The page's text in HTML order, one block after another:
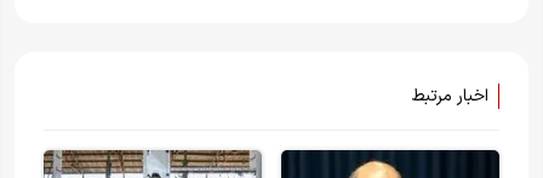
اخبار مرتبط